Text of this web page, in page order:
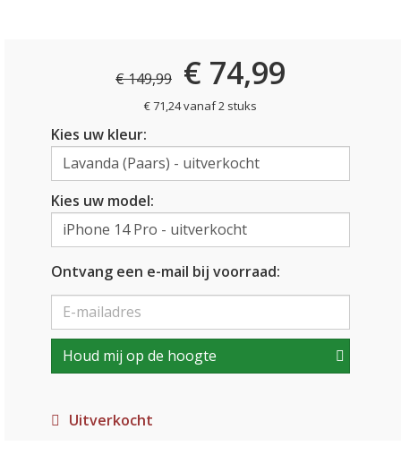
€ 149,99 € 74,99
€ 71,24 vanaf 2 stuks
Kies uw kleur:
Kies uw model:
Ontvang een e-mail bij voorraad:
Houd mij op de hoogte
Uitverkocht